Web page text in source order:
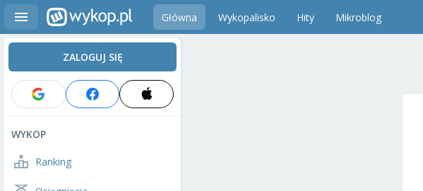
Główna Wykopalisko Hity Mikroblog
ZALOGUJ SIĘ
WYKOP
Ranking